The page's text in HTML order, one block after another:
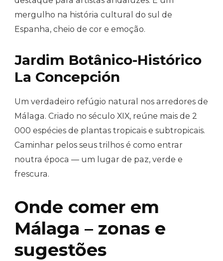
mergulho na história cultural do sul de
Espanha, cheio de cor e emoção.
Jardim Botânico-Histórico
La Concepción
Um verdadeiro refúgio natural nos arredores de
Málaga. Criado no século XIX, reúne mais de 2
000 espécies de plantas tropicais e subtropicais.
Caminhar pelos seus trilhos é como entrar
noutra época — um lugar de paz, verde e
frescura.
Onde comer em
Málaga – zonas e
sugestões